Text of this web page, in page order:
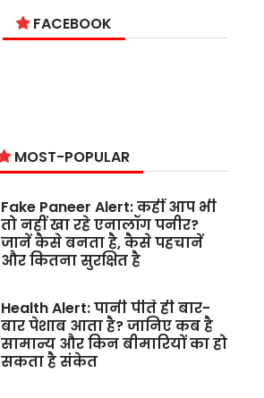
FACEBOOK
MOST-POPULAR
Fake Paneer Alert: कहीं आप भी
तो नहीं खा रहे एनालॉग पनीर?
जानें कैसे बनता है, कैसे पहचानें
और कितना सुरक्षित है
Health Alert: पानी पीते ही बार-
बार पेशाब आता है? जानिए कब है
सामान्य और किन बीमारियों का हो
सकता है संकेत